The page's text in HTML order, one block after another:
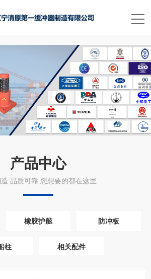
产品中心
造 品质可靠 您想要的都在这里
橡胶护舷 防冲板
柱 相关配件